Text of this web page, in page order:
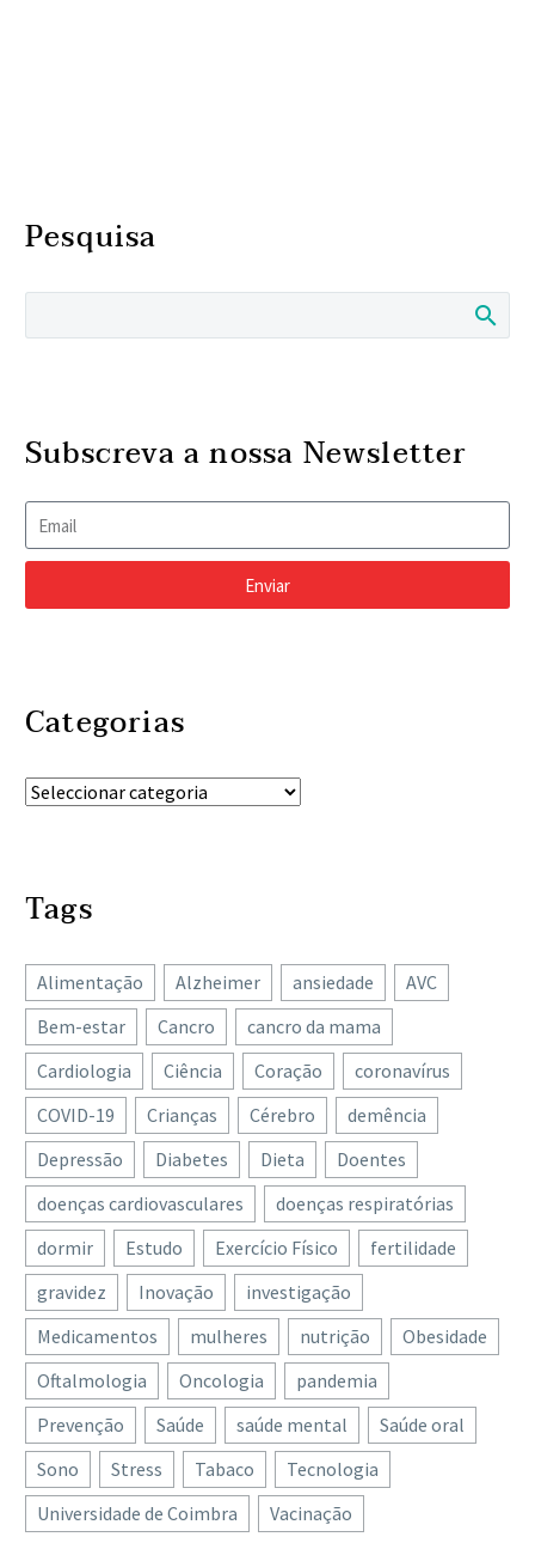
Pesquisa
Subscreva a nossa Newsletter
Enviar
Categorias
Tags
Alimentação Alzheimer ansiedade
AVC
Bem-estar
Cancro
cancro da mama
Cardiologia
Ciência Coração
coronavírus
COVID-19
Crianças Cérebro
demência
Depressão
Diabetes Dieta
Doentes
doenças cardiovasculares
doenças respiratórias
dormir
Estudo Exercício Físico
fertilidade
gravidez
Inovação
investigação
Medicamentos
mulheres nutrição
Obesidade
Oftalmologia
Oncologia
pandemia
Prevenção
Saúde saúde mental
Saúde oral
Sono
Stress Tabaco
Tecnologia
Universidade de Coimbra
Vacinação